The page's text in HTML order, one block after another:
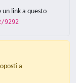
link a questo
9292
a